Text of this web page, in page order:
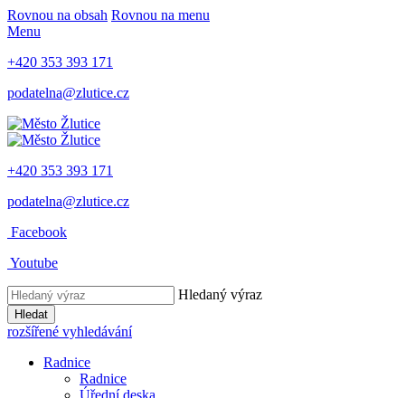
Rovnou na obsah Rovnou na menu
Menu
+420 353 393 171
podatelna@zlutice.cz
+420 353 393 171
podatelna@zlutice.cz
Facebook
Youtube
Hledaný výraz
Hledat
rozšířené vyhledávání
Radnice
Radnice
Úřední deska